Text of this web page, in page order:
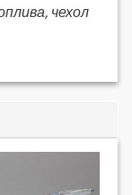
чехол